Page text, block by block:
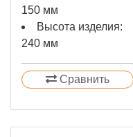
150 мм
Высота изделия:
240 мм
Сравнить